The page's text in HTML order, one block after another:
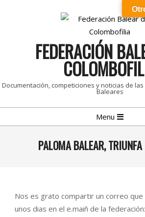
FEDERACIÓN
Documentación, competiciones y noticias de
Baleares
Navigation
Menu
PALOMA BALEAR,
Nos es grato compartir un correo que
unos dias en el e.maiñ de la federación: